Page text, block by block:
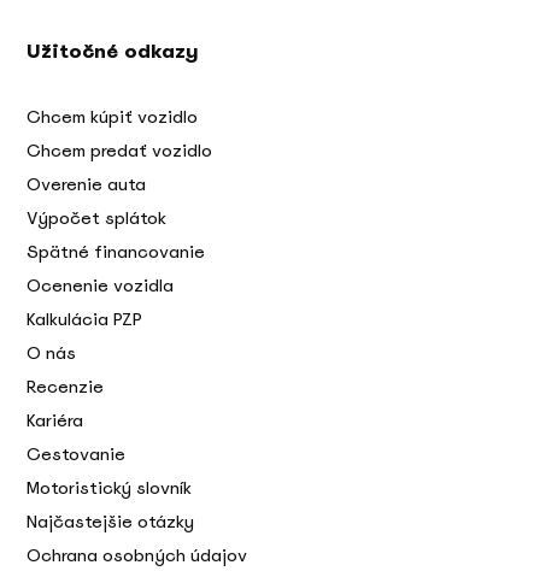
Užitočné odkazy
Chcem kúpiť vozidlo
Chcem predať vozidlo
Overenie auta
Výpočet splátok
Spätné financovanie
Ocenenie vozidla
Kalkulácia PZP
O nás
Recenzie
Kariéra
Cestovanie
Motoristický slovník
Najčastejšie otázky
Ochrana osobných údajov